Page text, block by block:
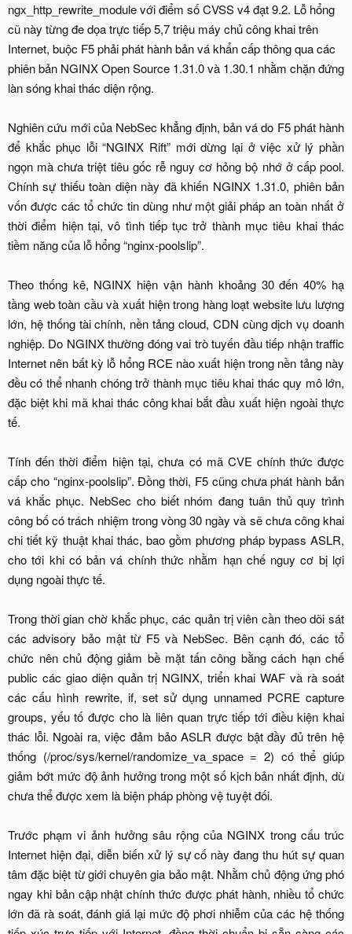
ngx_http_rewrite_module với điểm số CVSS v4 đạt 9.2. Lỗ hổng
cũ này từng đe dọa trực tiếp 5,7 triệu máy chủ công khai trên
Internet, buộc F5 phải phát hành bản vá khẩn cấp thông qua các
phiên bản NGINX Open Source 1.31.0 và 1.30.1 nhằm chặn đứng
làn sóng khai thác diện rộng.
Nghiên cứu mới của NebSec khẳng định, bản vá do F5 phát hành
để khắc phục lỗi “NGINX Rift” mới dừng lại ở việc xử lý phần
ngọn mà chưa triệt tiêu gốc rễ nguy cơ hỏng bộ nhớ ở cấp pool.
Chính sự thiếu toàn diện này đã khiến NGINX 1.31.0, phiên bản
vốn được các tổ chức tin dùng như một giải pháp an toàn nhất ở
thời điểm hiện tại, vô tình tiếp tục trở thành mục tiêu khai thác
tiềm năng của lỗ hổng “nginx-poolslip”.
Theo thống kê, NGINX hiện vận hành khoảng 30 đến 40% hạ
tầng web toàn cầu và xuất hiện trong hàng loạt website lưu lượng
lớn, hệ thống tài chính, nền tảng cloud, CDN cùng dịch vụ doanh
nghiệp. Do NGINX thường đóng vai trò tuyến đầu tiếp nhận traffic
Internet nên bất kỳ lỗ hổng RCE nào xuất hiện trong nền tảng này
đều có thể nhanh chóng trở thành mục tiêu khai thác quy mô lớn,
đặc biệt khi mã khai thác công khai bắt đầu xuất hiện ngoài thực
tế.
Tính đến thời điểm hiện tại, chưa có mã CVE chính thức được
cấp cho “nginx-poolslip”. Đồng thời, F5 cũng chưa phát hành bản
vá khắc phục. NebSec cho biết nhóm đang tuân thủ quy trình
công bố có trách nhiệm trong vòng 30 ngày và sẽ chưa công khai
chi tiết kỹ thuật khai thác, bao gồm phương pháp bypass ASLR,
cho tới khi có bản vá chính thức nhằm hạn chế nguy cơ bị lợi
dụng ngoài thực tế.
Trong thời gian chờ khắc phục, các quản trị viên cần theo dõi sát
các advisory bảo mật từ F5 và NebSec. Bên cạnh đó, các tổ
chức nên chủ động giảm bề mặt tấn công bằng cách hạn chế
public các giao diện quản trị NGINX, triển khai WAF và rà soát
các cấu hình rewrite, if, set sử dụng unnamed PCRE capture
groups, yếu tố được cho là liên quan trực tiếp tới điều kiện khai
thác lỗi. Ngoài ra, việc đảm bảo ASLR được bật đầy đủ trên hệ
thống (/proc/sys/kernel/randomize_va_space = 2) có thể giúp
giảm bớt mức độ ảnh hưởng trong một số kịch bản nhất định, dù
chưa thể được xem là biện pháp phòng vệ tuyệt đối.
Trước phạm vi ảnh hưởng sâu rộng của NGINX trong cấu trúc
Internet hiện đại, diễn biến xử lý sự cố này đang thu hút sự quan
tâm đặc biệt từ giới chuyên gia bảo mật. Nhằm chủ động ứng phó
ngay khi bản cập nhật chính thức được phát hành, nhiều tổ chức
lớn đã rà soát, đánh giá lại mức độ phơi nhiễm của các hệ thống